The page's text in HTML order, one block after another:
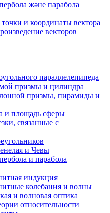
және парабола
и координаты вектора
векторов
параллелепипеда
призмы и цилиндра
призмы, пирамиды и
и площадь сферы
связанные с
и Чевы
и парабола
индукция
колебания и волны
и волновая оптика
относительности